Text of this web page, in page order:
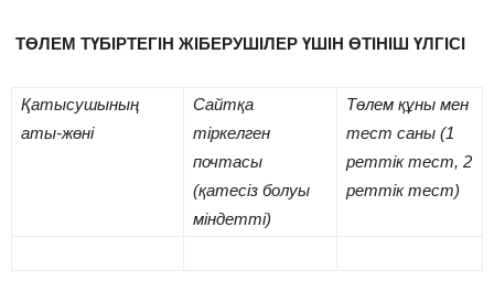
ТӨЛЕМ ТҮБІРТЕГІН ЖІБЕРУШІЛЕР ҮШІН ӨТІНІШ ҮЛГІСІ
Қатысушының
аты-жөні
Сайтқа
тіркелген
почтасы
(қатесіз болуы
міндетті)
Төлем құны мен
тест саны (1
реттік тест, 2
реттік тест)